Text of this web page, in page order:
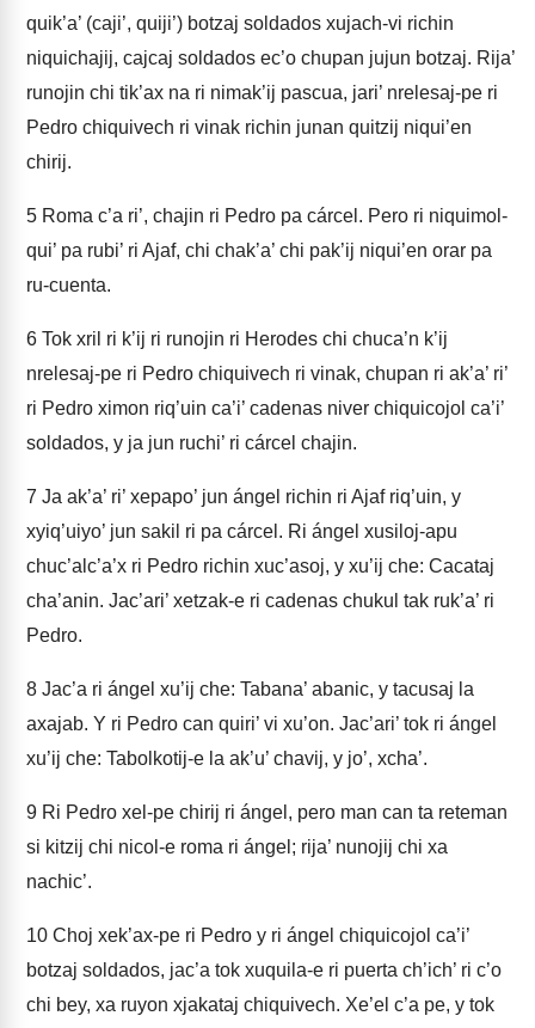
quik’a’ (caji’, quiji’) botzaj soldados xujach-vi richin
niquichajij, cajcaj soldados ec’o chupan jujun botzaj. Rija’
runojin chi tik’ax na ri nimak’ij pascua, jari’ nrelesaj-pe ri
Pedro chiquivech ri vinak richin junan quitzij niqui’en
chirij.
5 Roma c’a ri’, chajin ri Pedro pa cárcel. Pero ri niquimol-
qui’ pa rubi’ ri Ajaf, chi chak’a’ chi pak’ij niqui’en orar pa
ru-cuenta.
6 Tok xril ri k’ij ri runojin ri Herodes chi chuca’n k’ij
nrelesaj-pe ri Pedro chiquivech ri vinak, chupan ri ak’a’ ri’
ri Pedro ximon riq’uin ca’i’ cadenas niver chiquicojol ca’i’
soldados, y ja jun ruchi’ ri cárcel chajin.
7 Ja ak’a’ ri’ xepapo’ jun ángel richin ri Ajaf riq’uin, y
xyiq’uiyo’ jun sakil ri pa cárcel. Ri ángel xusiloj-apu
chuc’alc’a’x ri Pedro richin xuc’asoj, y xu’ij che: Cacataj
cha’anin. Jac’ari’ xetzak-e ri cadenas chukul tak ruk’a’ ri
Pedro.
8 Jac’a ri ángel xu’ij che: Tabana’ abanic, y tacusaj la
axajab. Y ri Pedro can quiri’ vi xu’on. Jac’ari’ tok ri ángel
xu’ij che: Tabolkotij-e la ak’u’ chavij, y jo’, xcha’.
9 Ri Pedro xel-pe chirij ri ángel, pero man can ta reteman
si kitzij chi nicol-e roma ri ángel; rija’ nunojij chi xa
nachic’.
10 Choj xek’ax-pe ri Pedro y ri ángel chiquicojol ca’i’
botzaj soldados, jac’a tok xuquila-e ri puerta ch’ich’ ri c’o
chi bey, xa ruyon xjakataj chiquivech. Xe’el c’a pe, y tok